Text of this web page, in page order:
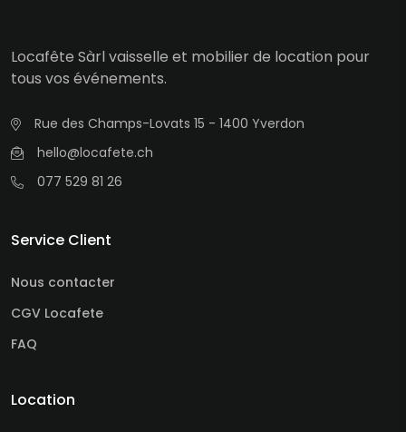
Locafête Sàrl vaisselle et mobilier de location pour
tous vos événements.
Rue des Champs-Lovats 15 - 1400 Yverdon
hello@locafete.ch
077 529 81 26
Service Client
Nous contacter
CGV Locafete
FAQ
Location